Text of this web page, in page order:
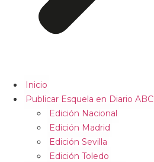
Inicio
Publicar Esquela en Diario ABC
Edición Nacional
Edición Madrid
Edición Sevilla
Edición Toledo